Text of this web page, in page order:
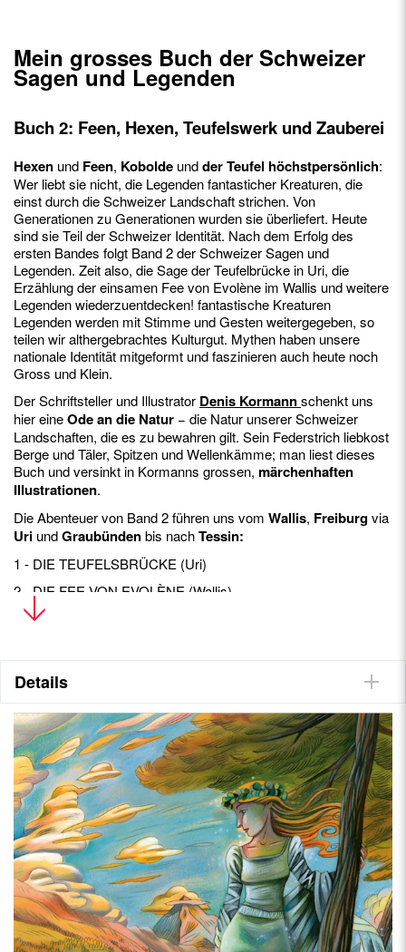
Mein grosses Buch der Schweizer
Sagen und Legenden
Buch 2: Feen, Hexen, Teufelswerk und Zauberei
Hexen und Feen, Kobolde undder Teufel höchstpersönlich:
Wer liebt sie nicht, die Legenden fantasticher Kreaturen, die
einst durch die Schweizer Landschaft strichen. Von
Generationen zu Generationen wurden sie überliefert. Heute
sind sie Teil der Schweizer Identität. Nach dem Erfolg des
ersten Bandes folgt Band 2 der Schweizer Sagen und
Legenden. Zeit also, die Sage der Teufelbrücke in Uri, die
Erzählung der einsamen Fee von Evolène im Wallis und weitere
Legenden wiederzuentdecken! fantastische Kreaturen
Legenden werden mit Stimme und Gesten weitergegeben, so
teilen wir althergebrachtes Kulturgut. Mythen haben unsere
nationale Identität mitgeformt und faszinieren auch heute noch
Gross und Klein.
Der Schriftsteller und Illustrator Denis Kormannschenkt uns
hier eineOde an die Natur − die Natur unserer Schweizer
Landschaften, die es zu bewahren gilt. Sein Federstrich liebkost
Berge und Täler, Spitzen und Wellenkämme; man liest dieses
Buch und versinkt in Kormanns grossen, märchenhaften
Illustrationen.
Die Abenteuer von Band 2 führen uns vom Wallis, Freiburgvia
Uri undGraubündenbis nachTessin:
1 - DIE TEUFELSBRÜCKE (Uri)
2 - DIE FEE VON EVOLÈNE (Wallis)
3 - DIE RACHE DES BOUNET RODZO (Freiburg)
5 - FORTUNINO, DER SOHN DES FISCHERS (Tessin)
7 - DAS SECHS-WUNDER-KÄSTCHEN (Graubünden)
• Zauberhafter Blick auf die Schweiz
• Grossformatige Zeichnungen
• Tollen Übersichtskarten
• Für Kinder und Erwachsene
Details